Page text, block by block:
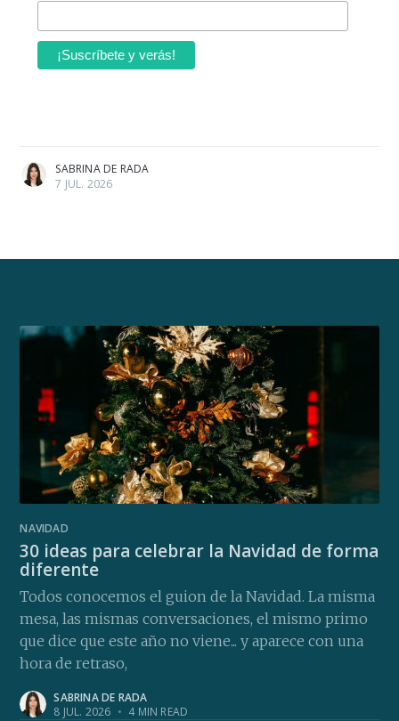
SABRINA DE RADA
7 JUL. 2026
NAVIDAD
30 ideas para celebrar la Navidad de forma
diferente
Todos conocemos el guion de la Navidad. La misma
mesa, las mismas conversaciones, el mismo primo
que dice que este año no viene... y aparece con una
hora de retraso,
SABRINA DE RADA
8 JUL. 2026 • 4 MIN READ